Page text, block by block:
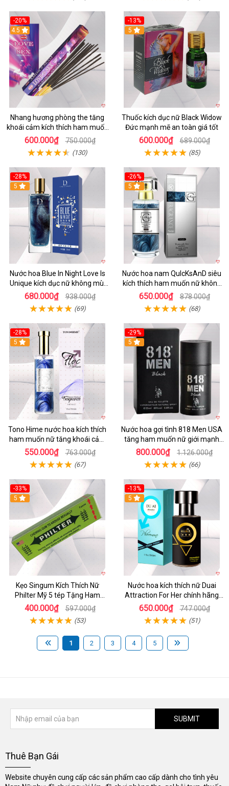
-20%
4.5
Nhang hương phòng the tăng
khoái cảm kích thích ham muốn
nhẹ nhàng
600.000₫ 750.000₫
(130)
-13%
5
Thuốc kích dục nữ Black Widow
Đức mạnh mẽ an toàn giá tốt
600.000₫ 689.000₫
(85)
-28%
5
Nước hoa Blue In Night Love Is
Unique kích dục nữ không mùi
đỉnh cao
680.000₫ 938.000₫
(69)
-26%
5
Nước hoa nam QuIcKsAnD siêu
kích thích ham muốn nữ không
mùi
650.000₫ 878.000₫
(68)
-28%
5
Tono Hime nước hoa kích thích
ham muốn nữ tăng khoái cảm
an toàn
550.000₫ 763.000₫
(67)
-29%
5
Nước hoa gợi tình 818 Men USA
tăng ham muốn nữ giới mạnh
nhất
800.000₫ 1.126.000₫
(66)
-33%
5
Kẹo Singum Kích Thích Nữ
Philter Mỹ 5 tép Tặng Ham
Muốn Gợi Tình
400.000₫ 597.000₫
(53)
-13%
Hot
5
Nước hoa kích thích nữ Duai
Attraction For Her chính hãng
30ml giá tốt
650.000₫ 747.000₫
(51)
1 2 3 4 5
SUBMIT
Thuê Bạn Gái
Website chuyên cung cấp các sản phẩm cao cấp dành cho tình yêu